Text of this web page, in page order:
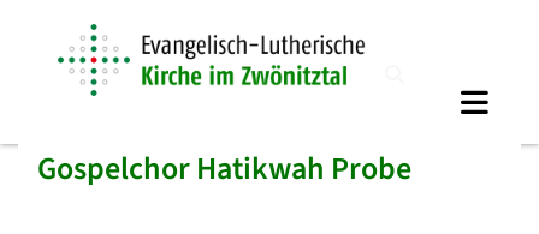
Gospelchor Hatikwah Probe